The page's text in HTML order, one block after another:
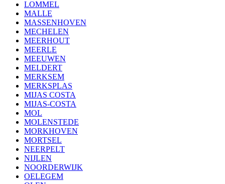
LOMMEL
MALLE
MASSENHOVEN
MECHELEN
MEERHOUT
MEERLE
MEEUWEN
MELDERT
MERKSEM
MERKSPLAS
MIJAS COSTA
MIJAS-COSTA
MOL
MOLENSTEDE
MORKHOVEN
MORTSEL
NEERPELT
NIJLEN
NOORDERWIJK
OELEGEM